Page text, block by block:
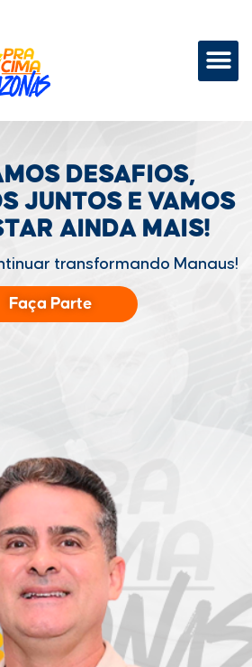
DESAFIOS,
JUNTOS E VAMOS
AINDA MAIS!
transformando Manaus!
Faça Parte